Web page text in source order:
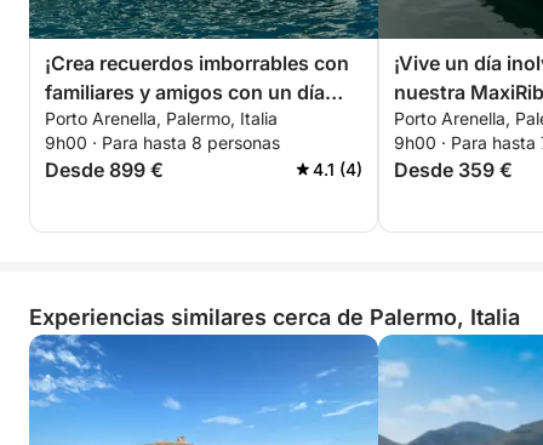
nuestra SAVER 540, equipada con todo lo necesario
para una aventura náutica perfecta! 🌊🚤
¡Crea recuerdos imborrables con
familiares y amigos con un día
inolvidable a bordo de nuestro
Prinz 33 Open!
Porto Arenella, Palermo, Italia
9h00 · Para hasta 8 personas
Desde 899 € 4.1 (4)
¡Vive un día
nuestra
equipada con
para un día
Porto Arenella,
9h00 · Para hasta
Desde 359 €
Experiencias similares cerca de Palermo, Italia